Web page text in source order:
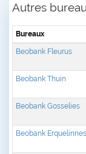
Autres
Bureaux
Beobank Fleurus
Beobank Thuin
Beobank Gosselies
Beobank Erquelinnes